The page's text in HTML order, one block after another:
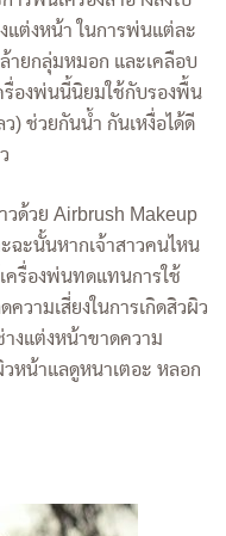
ต่งหน้า ในการพ่นแต่ละ
ายกลุ่มหมอก และเคลือบ
รื่องพ่นนี้นิยมใช้กับรองพื้น
) ช่วยกันน้ำ กันเหงื่อได้ดี
วด้วย Airbrush Makeup
ฉะนั้นหากเจ้าสาวคนไหน
ครื่องพ่นทดแทนการใช้
วามเสี่ยงในการเกิดสิวผิว
งแต่งหน้าขาดความ
หน้าแลดูหนาเตอะ หลอก